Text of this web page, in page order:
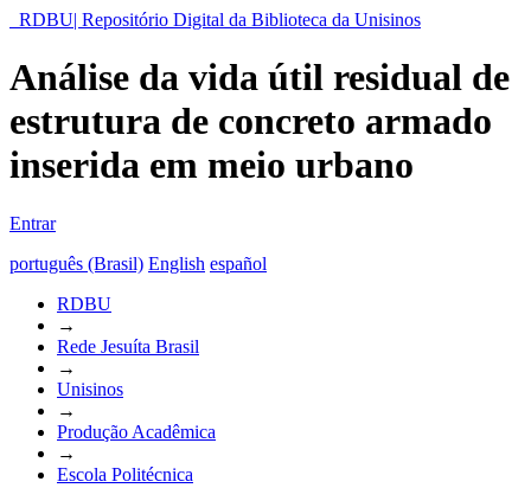
RDBU| Repositório Digital da Biblioteca da Unisinos
Análise da vida útil residual de
estrutura de concreto armado
inserida em meio urbano
Entrar
português (Brasil) English español
RDBU
→
Rede Jesuíta Brasil
→
Unisinos
→
Produção Acadêmica
→
Escola Politécnica